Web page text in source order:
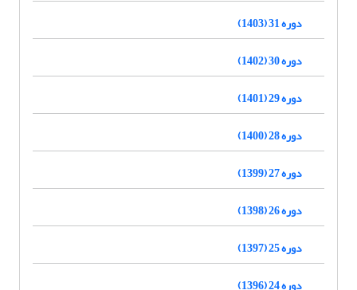
دوره 31 (1403)
دوره 30 (1402)
دوره 29 (1401)
دوره 28 (1400)
دوره 27 (1399)
دوره 26 (1398)
دوره 25 (1397)
دوره 24 (1396)